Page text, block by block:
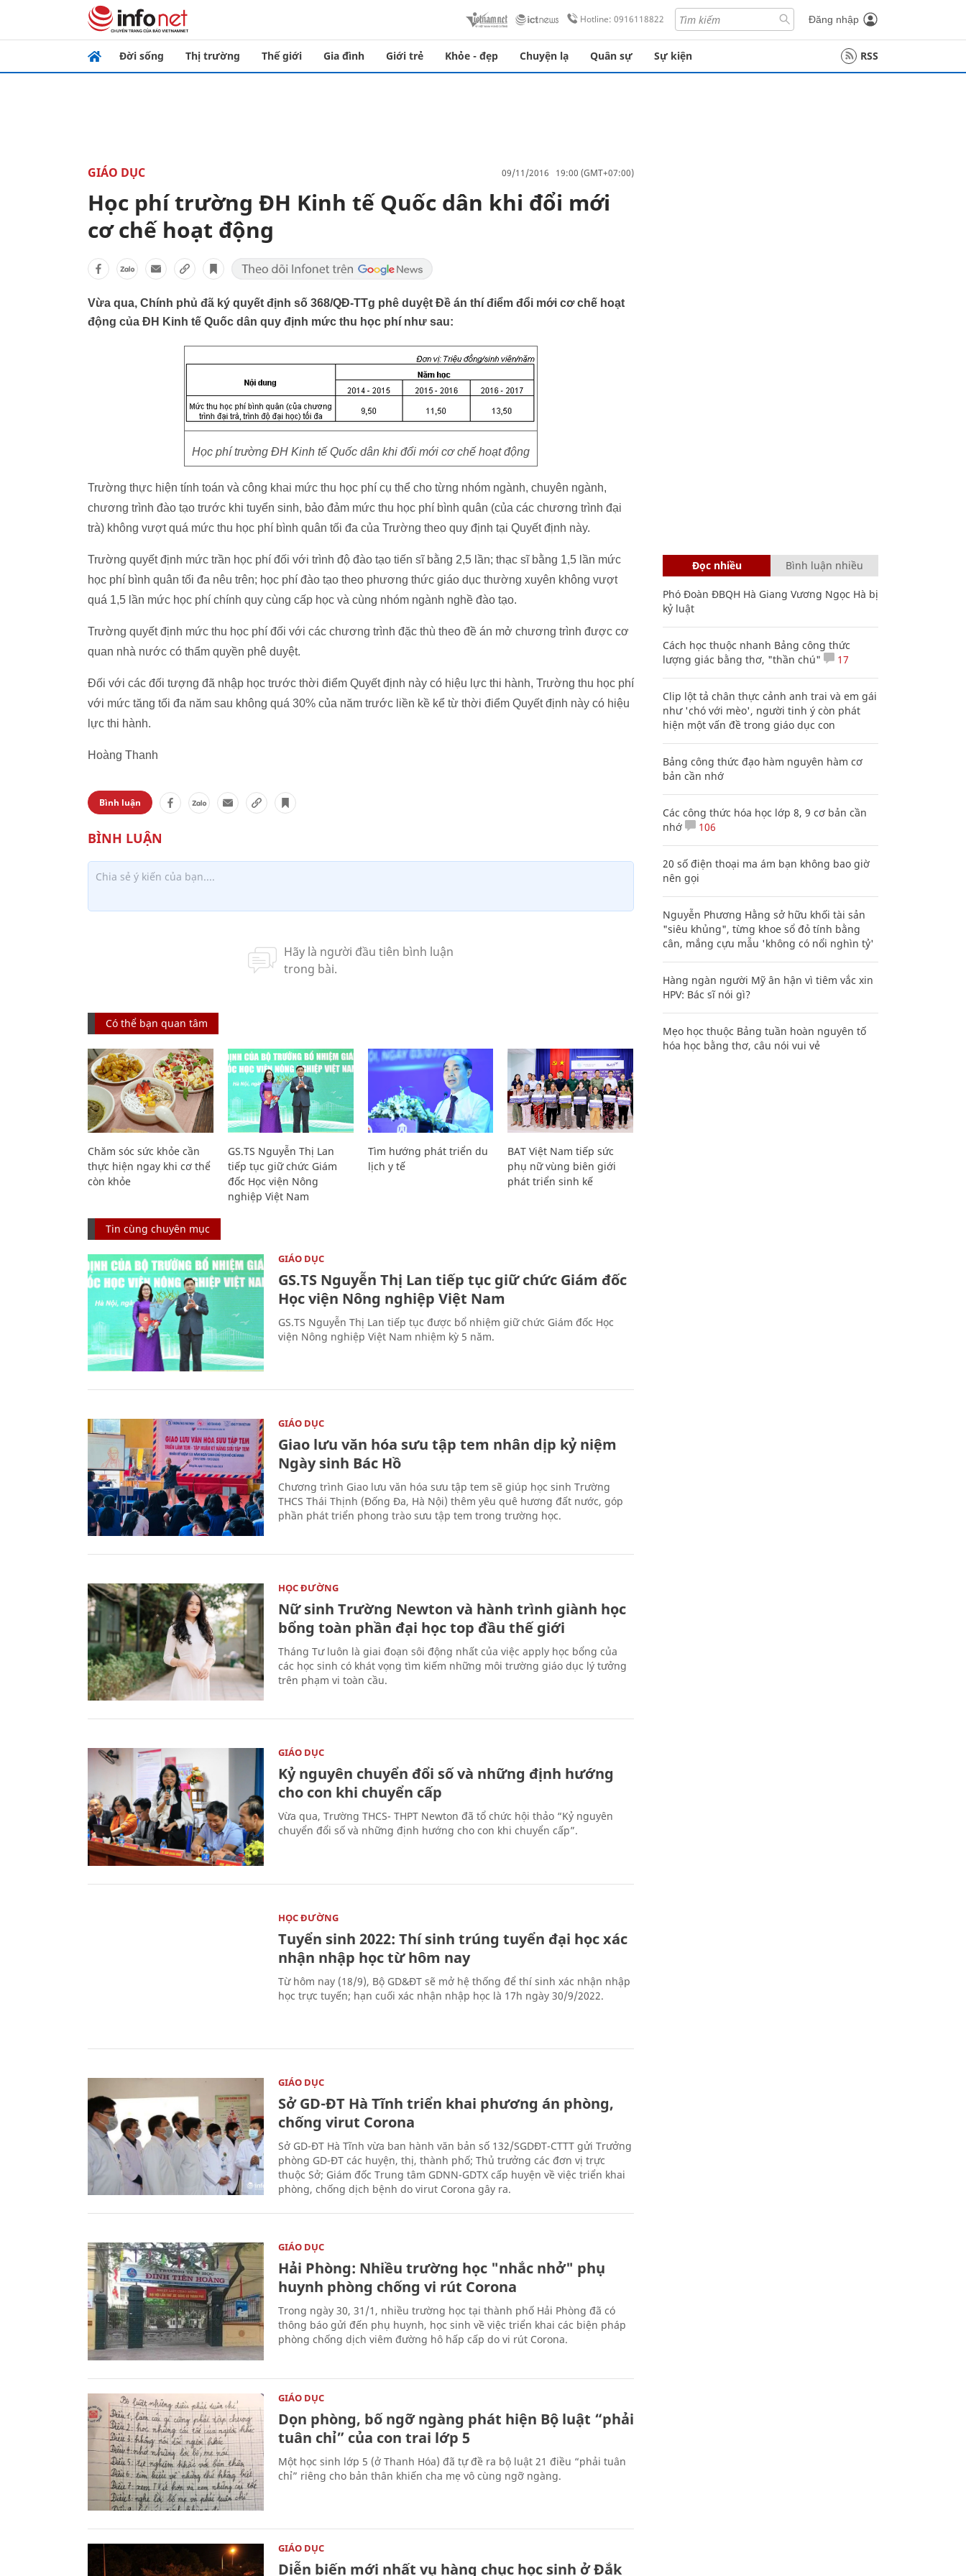
Hotline: 0916118822 Đăng nhập
Đời sống Thị trường Thế giới Gia đình Giới trẻ Khỏe - đẹp Chuyện lạ Quân sự Sự kiện RSS
GIÁO DỤC 09/11/2016 19:00 (GMT+07:00)
Học phí trường ĐH Kinh tế Quốc dân khi đổi mới
cơ chế hoạt động
Vừa qua, Chính phủ đã ký quyết định số 368/QĐ-TTg phê duyệt Đề án thí điểm đổi mới cơ chế hoạt
động của ĐH Kinh tế Quốc dân quy định mức thu học phí như sau:
Học phí trường ĐH Kinh tế Quốc dân khi đổi mới cơ chế hoạt động
Trường thực hiện tính toán và công khai mức thu học phí cụ thể cho từng nhóm ngành, chuyên ngành,
chương trình đào tạo trước khi tuyển sinh, bảo đảm mức thu học phí bình quân (của các chương trình đại
trà) không vượt quá mức thu học phí bình quân tối đa của Trường theo quy định tại Quyết định này.
Trường quyết định mức trần học phí đối với trình độ đào tạo tiến sĩ bằng 2,5 lần; thạc sĩ bằng 1,5 lần mức
học phí bình quân tối đa nêu trên; học phí đào tạo theo phương thức giáo dục thường xuyên không vượt
quá 1,5 lần mức học phí chính quy cùng cấp học và cùng nhóm ngành nghề đào tạo.
Trường quyết định mức thu học phí đối với các chương trình đặc thù theo đề án mở chương trình được cơ
quan nhà nước có thẩm quyền phê duyệt.
Đối với các đối tượng đã nhập học trước thời điểm Quyết định này có hiệu lực thi hành, Trường thu học phí
với mức tăng tối đa năm sau không quá 30% của năm trước liền kề kể từ thời điểm Quyết định này có hiệu
lực thi hành.
Hoàng Thanh
Bình luận
Có thể bạn quan tâm
Chăm sóc sức khỏe cần
thực hiện ngay khi cơ thể
còn khỏe
GS.TS Nguyễn Thị Lan
tiếp tục giữ chức Giám
đốc Học viện Nông
nghiệp Việt Nam
Tìm hướng phát triển du
lịch y tế
BAT Việt Nam tiếp sức
phụ nữ vùng biên giới
phát triển sinh kế
Tin cùng chuyên mục
GIÁO DỤC
GS.TS Nguyễn Thị Lan tiếp tục giữ chức Giám đốc
Học viện Nông nghiệp Việt Nam
GS.TS Nguyễn Thị Lan tiếp tục được bổ nhiệm giữ chức Giám đốc Học
viện Nông nghiệp Việt Nam nhiệm kỳ 5 năm.
GIÁO DỤC
Giao lưu văn hóa sưu tập tem nhân dịp kỷ niệm
Ngày sinh Bác Hồ
Chương trình Giao lưu văn hóa sưu tập tem sẽ giúp học sinh Trường
THCS Thái Thịnh (Đống Đa, Hà Nội) thêm yêu quê hương đất nước, góp
phần phát triển phong trào sưu tập tem trong trường học.
HỌC ĐƯỜNG
Nữ sinh Trường Newton và hành trình giành học
bổng toàn phần đại học top đầu thế giới
Tháng Tư luôn là giai đoạn sôi động nhất của việc apply học bổng của
các học sinh có khát vọng tìm kiếm những môi trường giáo dục lý tưởng
trên phạm vi toàn cầu.
GIÁO DỤC
Kỷ nguyên chuyển đổi số và những định hướng
cho con khi chuyển cấp
Vừa qua, Trường THCS- THPT Newton đã tổ chức hội thảo “Kỷ nguyên
chuyển đổi số và những định hướng cho con khi chuyển cấp”.
HỌC ĐƯỜNG
Tuyển sinh 2022: Thí sinh trúng tuyển đại học xác
nhận nhập học từ hôm nay
Từ hôm nay (18/9), Bộ GD&ĐT sẽ mở hệ thống để thí sinh xác nhận nhập
học trực tuyến; hạn cuối xác nhận nhập học là 17h ngày 30/9/2022.
GIÁO DỤC
Sở GD-ĐT Hà Tĩnh triển khai phương án phòng,
chống virut Corona
Sở GD-ĐT Hà Tĩnh vừa ban hành văn bản số 132/SGDĐT-CTTT gửi Trưởng
phòng GD-ĐT các huyện, thị, thành phố; Thủ trưởng các đơn vị trực
thuộc Sở; Giám đốc Trung tâm GDNN-GDTX cấp huyện về việc triển khai
phòng, chống dịch bệnh do virut Corona gây ra.
GIÁO DỤC
Hải Phòng: Nhiều trường học "nhắc nhở" phụ
huynh phòng chống vi rút Corona
Trong ngày 30, 31/1, nhiều trường học tại thành phố Hải Phòng đã có
thông báo gửi đến phụ huynh, học sinh về việc triển khai các biện pháp
phòng chống dịch viêm đường hô hấp cấp do vi rút Corona.
GIÁO DỤC
Dọn phòng, bố ngỡ ngàng phát hiện Bộ luật “phải
tuân chỉ” của con trai lớp 5
Một học sinh lớp 5 (ở Thanh Hóa) đã tự đề ra bộ luật 21 điều “phải tuân
chỉ” riêng cho bản thân khiến cha mẹ vô cùng ngỡ ngàng.
GIÁO DỤC
Diễn biến mới nhất vụ hàng chục học sinh ở Đắk
Đọc nhiều Bình luận nhiều
Phó Đoàn ĐBQH Hà Giang Vương Ngọc Hà bị
kỷ luật
Cách học thuộc nhanh Bảng công thức
lượng giác bằng thơ, "thần chú"
17
Clip lột tả chân thực cảnh anh trai và em gái
như 'chó với mèo', người tinh ý còn phát
hiện một vấn đề trong giáo dục con
Bảng công thức đạo hàm nguyên hàm cơ
bản cần nhớ
Các công thức hóa học lớp 8, 9 cơ bản cần
nhớ
106
20 số điện thoại ma ám bạn không bao giờ
nên gọi
Nguyễn Phương Hằng sở hữu khối tài sản
"siêu khủng", từng khoe sổ đỏ tính bằng
cân, mắng cựu mẫu 'không có nổi nghìn tỷ'
Hàng ngàn người Mỹ ân hận vì tiêm vắc xin
HPV: Bác sĩ nói gì?
Mẹo học thuộc Bảng tuần hoàn nguyên tố
hóa học bằng thơ, câu nói vui vẻ